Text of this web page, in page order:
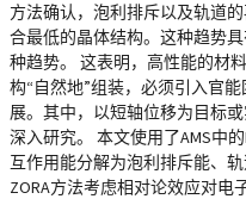
方法确认，泡利排斥以及轨道
合最低的晶体结构。这种趋势
种趋势。 这表明，高性能的材
构“自然地”组装，必须引入官
展。其中，以短轴位移为目标
深入研究。 本文使用了AMS中
互作用能分解为泡利排斥能、
ZORA方法考虑相对论效应对电